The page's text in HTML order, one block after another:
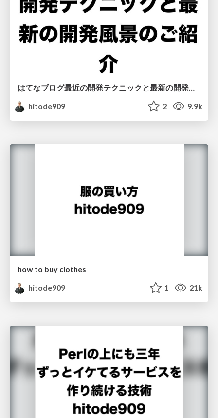
はてなブログ最近の開発テクニックと最新の開発風景のご紹介
hitode909
2 9.9k
how to buy clothes
hitode909
1 21k